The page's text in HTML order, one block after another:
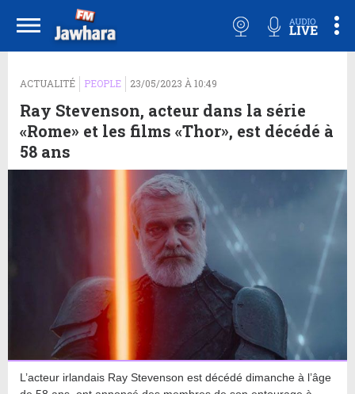
ACTUALITÉ PEOPLE 23/05/2023 À 10:49
Ray Stevenson, acteur dans la série
«Rome» et les films «Thor», est décédé à
58 ans
L’acteur irlandais Ray Stevenson est décédé dimanche à l’âge